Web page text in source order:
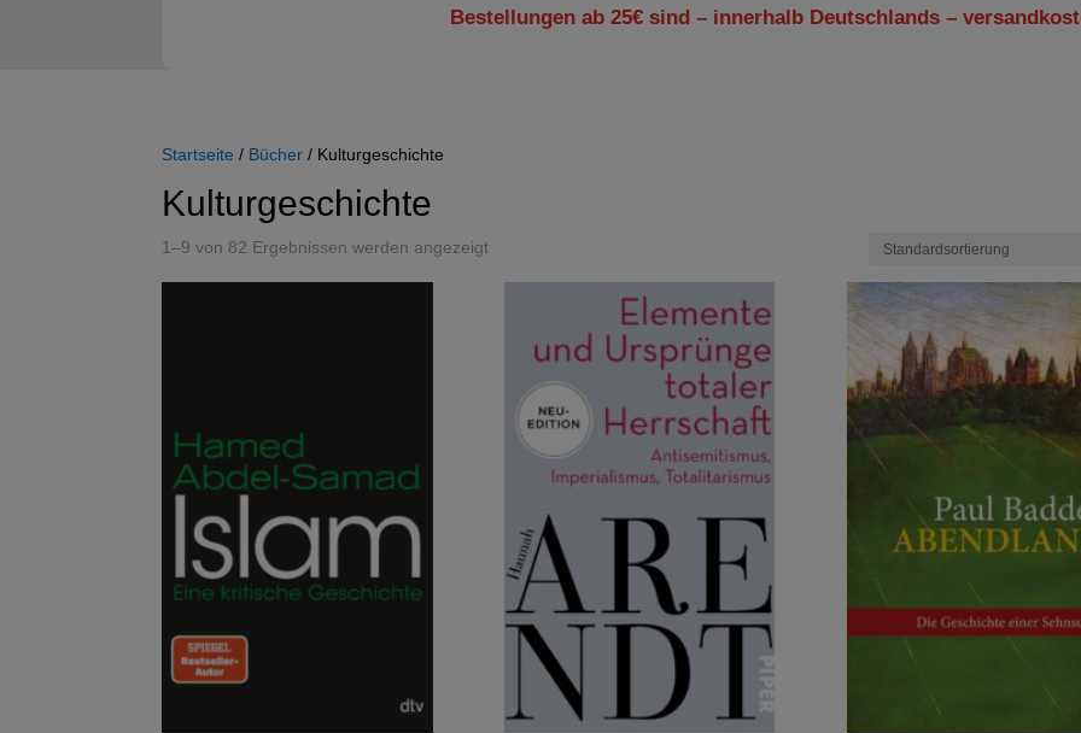
Bestellungen ab 25€ sind – innerhalb Deutschlands –
Startseite / Bücher / Kulturgeschichte
Kulturgeschichte
1–9 von 82 Ergebnissen werden angezeigt